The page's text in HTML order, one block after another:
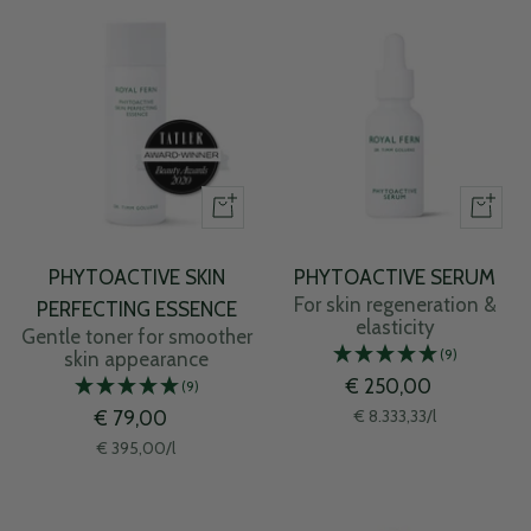
PHYTOACTIVE SKIN
PERFECTING ESSENCE
Gentle toner for smoother
skin appearance
(9)
Sale
price
€ 79,00
€ 395,00/l
PHYTOACTIVE SERUM
For skin regeneration &
elasticity
(9)
Sale
price
€ 250,00
€ 8.333,33/l